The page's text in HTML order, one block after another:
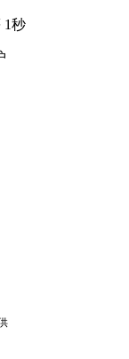
1秒